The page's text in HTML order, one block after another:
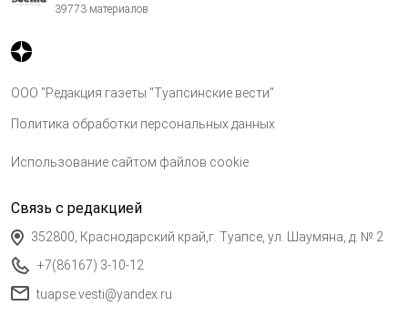
39773 материалов
ООО "Редакция газеты "Туапсинские вести"
Политика обработки персональных данных
Использование сайтом файлов cookie
Связь с редакцией
352800, Краснодарский край,г. Туапсе, ул. Шаумяна, д. № 2
+7(86167) 3-10-12
tuapse.vesti@yandex.ru